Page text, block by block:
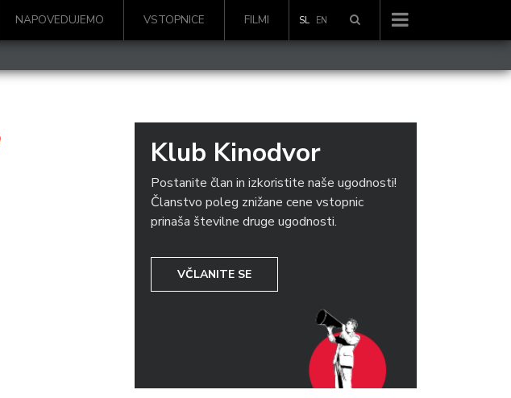
NAPOVEDUJEMO VSTOPNICE FILMI SL EN
Klub Kinodvor
Postanite član in izkoristite naše ugodnosti!
Članstvo poleg znižane cene vstopnic
prinaša številne druge ugodnosti.
VČLANITE SE